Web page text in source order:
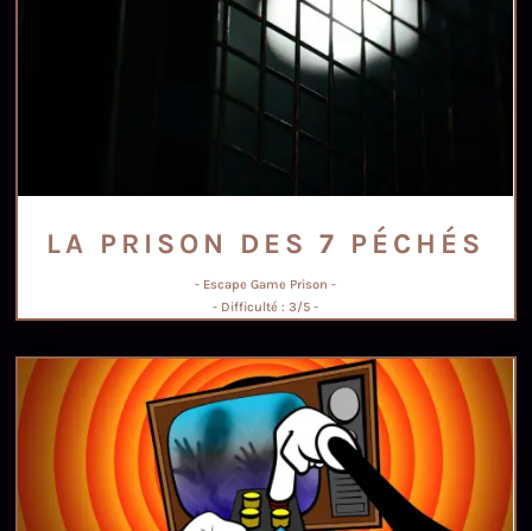
LA PRISON DES 7 PÉCHÉS
- Escape Game Prison -
- Difficulté : 3/5 -